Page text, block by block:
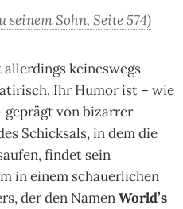
Sohn, Seite 574)
keineswegs
Ihr Humor ist – wie
von bizarrer
Schicksals, in dem die
findet sein
in einem schauerlichen
der den NamenWorld’s